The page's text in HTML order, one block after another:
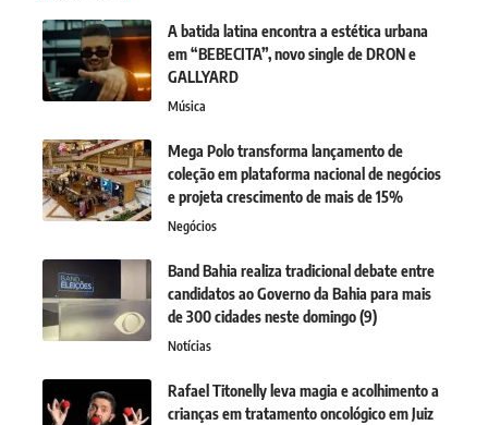
A batida latina encontra a estética urbana
em “BEBECITA”, novo single de DRON e
GALLYARD
Música
Mega Polo transforma lançamento de
coleção em plataforma nacional de negócios
e projeta crescimento de mais de 15%
Negócios
Band Bahia realiza tradicional debate entre
candidatos ao Governo da Bahia para mais
de 300 cidades neste domingo (9)
Notícias
Rafael Titonelly leva magia e acolhimento a
crianças em tratamento oncológico em Juiz